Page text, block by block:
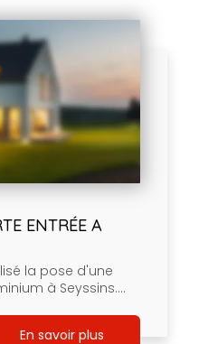
ENTRÉE A
la pose d'une
à Seyssins....
En savoir plus